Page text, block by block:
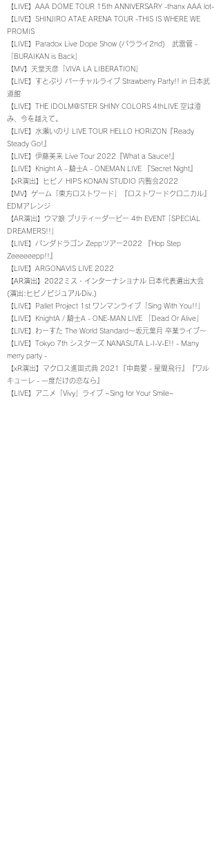
【LIVE】​AAA DOME TOUR 15th ANNIVERSARY -thanx AAA lot-
【LIVE】​ SHINJIRO ATAE ARENA TOUR -THIS IS WHERE WE
PROMIS
【LIVE】Paradox Live Dope Show (パラライ2nd) 武雷管 -
「BURAIKAN is Back」
【MV】天堂天彦「VIVA LA LIBERATION」
​【LIVE】すとぷり バーチャルライブ Strawberry Party!! in 日本武
道館
【LIVE】THE IDOLM@STER SHINY COLORS 4thLIVE 空は澄
み、今を越えて。
​【LIVE】水瀬いのり LIVE TOUR HELLO HORIZON『Ready
Steady Go!』
【LIVE】伊藤美来 Live Tour 2022『What a Sauce!』
【LIVE】Knight A - 騎士A - ONEMAN LIVE 『Secret Night』
【xR演出】ヒビノ HIPS KONAN STUDIO 内覧会2022
【MV】ゲーム「東方ロストワード」『ロストワードクロニカル』
EDMアレンジ
​【AR演出】ウマ娘 プリティーダービー 4th EVENT ｢SPECIAL
DREAMERS!!｣
​【LIVE】パンダドラゴン Zeppツアー2022 『Hop Step
Zeeeeeepp!!』
【LIVE】ARGONAVIS LIVE 2022
【AR演出】2022ミス・インターナショナル 日本代表選出大会
(演出:ヒビノビジュアルDiv.)
【LIVE】Pallet Project 1st ワンマンライブ「Sing With You!!」
【LIVE】KnightA / 騎士A - ONE-MAN LIVE 「Dead Or Alive」
【LIVE】わーすた The World Standard～坂元葉月 卒業ライブ～
【LIVE】 Tokyo 7th シスターズ NANASUTA L-I-V-E!! - Many
merry party -
【xR演出】マクロス進宙式典 2021​『中島愛 - 星間飛行』『ワル
キューレ - 一度だけの恋なら』
【LIVE】アニメ「Vivy」ライブ ~Sing for Your Smile~